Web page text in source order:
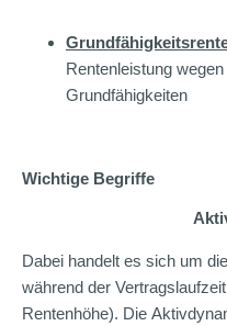
Rentenleistung
Grundfähigkeiten
Wichtige Begriffe
Dabei handelt es sich um
während der
Rentenhöhe). Die